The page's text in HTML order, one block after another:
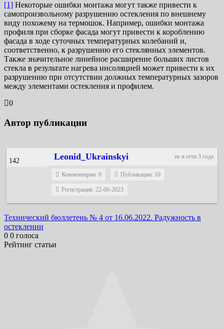
[1] Некоторые ошибки монтажа могут также привести к
самопроизвольному разрушению остекления по внешнему
виду похожему на термошок. Например, ошибки монтажа
профиля при сборке фасада могут привести к короблению
фасада в ходе суточных температурных колебаний и,
соответственно, к разрушению его стеклянных элементов.
Также значительное линейное расширение больших листов
стекла в результате нагрева инсоляцией может привести к их
разрушению при отсутствии должных температурных зазоров
между элементами остекления и профилем.
0
Автор публикации
не в сети 3 года
Leonid_Ukrainskyi
142
Комментарии: 0 Публикации: 10
Регистрация: 22-06-2023
Навигация
по
записям
Технический бюллетень № 4 от 16.06.2022. Радужность в
остеклении
0 0 голоса
Рейтинг статьи